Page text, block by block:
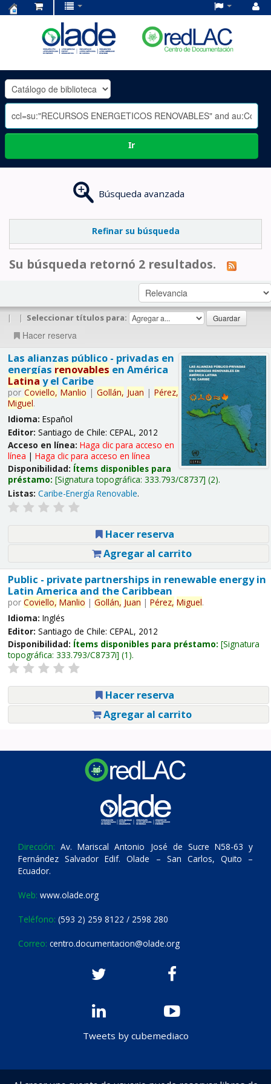
OLADE
-
Ir
Búsqueda avanzada
Refinar su búsqueda
Su búsqueda retornó 2 resultados.
| | Seleccionar títulos para:
Hacer reserva
Las alianzas público - privadas en
energías renovables en América
Latina y el Caribe
por Coviello, Manlio | Gollán, Juan | Pérez,
Miguel.
Idioma: Español
Editor: Santiago de Chile: CEPAL, 2012
Acceso en línea: Haga clic para acceso en
línea | Haga clic para acceso en línea
Disponibilidad: Ítems disponibles para
préstamo: Signatura topográfica: 333.793/C8737 (2).
Listas: Caribe-Energía Renovable.
Hacer reserva
Agregar al carrito
Public - private partnerships in renewable energy in
Latin America and the Caribbean
por Coviello, Manlio | Gollán, Juan | Pérez, Miguel.
Idioma: Inglés
Editor: Santiago de Chile: CEPAL, 2012
Disponibilidad: Ítems disponibles para préstamo: Signatura
topográfica: 333.793/C8737i (1).
Hacer reserva
Agregar al carrito
Dirección: Av. Mariscal Antonio José de Sucre N58-63 y
Fernández Salvador Edif. Olade – San Carlos, Quito –
Ecuador.
Web: www.olade.org
Teléfono: (593 2) 259 8122 / 2598 280
Correo: centro.documentacion@olade.org
Tweets by cubemediaco